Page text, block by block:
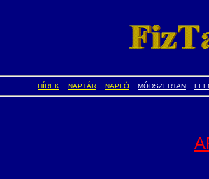
HÍREK NAPTÁR NAPLÓ MÓDSZERTAN